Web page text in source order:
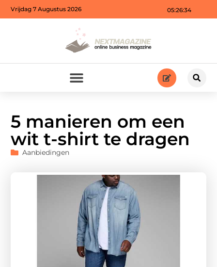
05:26:36
Vrijdag 7 Augustus 2026
5 manieren om een
wit t-shirt te dragen
Aanbiedingen